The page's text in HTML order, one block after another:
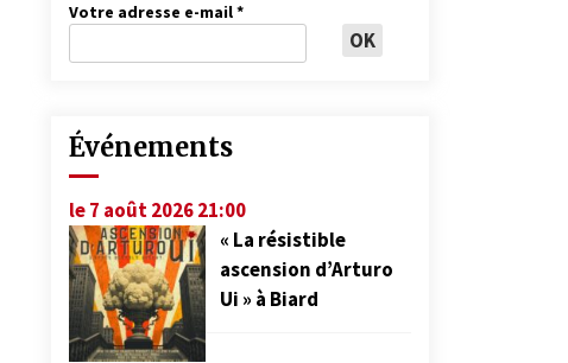
Votre adresse e-mail*
Événements
le 7 août 2026 21:00
« La résistible
ascension d’Arturo
Ui » à Biard